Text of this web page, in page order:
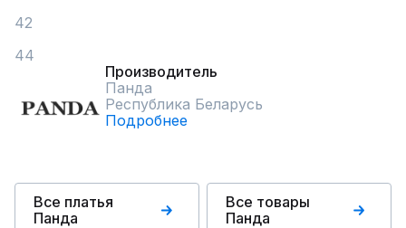
42
44
Производитель
Панда
Республика Беларусь
Подробнее
Все платья
Панда
Все товары
Панда